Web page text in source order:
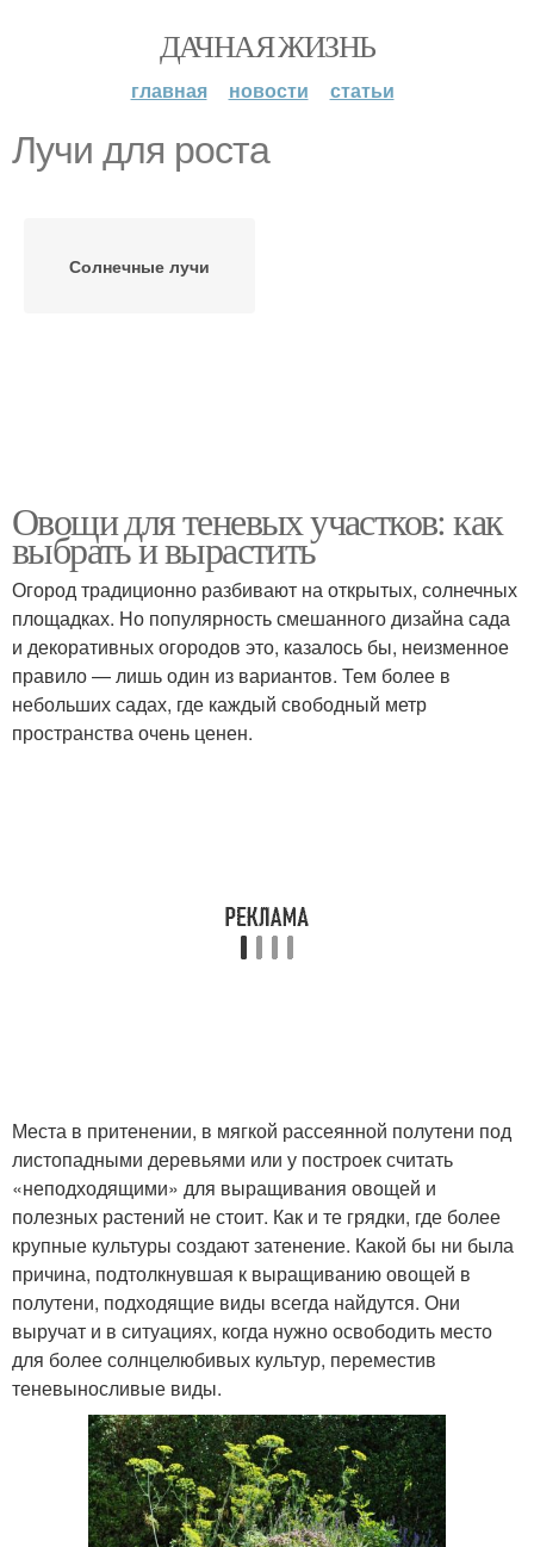
ДАЧНАЯ ЖИЗНЬ
главная новости статьи
Лучи для роста
Солнечные лучи
Овощи для теневых участков: как
выбрать и вырастить
Огород традиционно разбивают на открытых, солнечных
площадках. Но популярность смешанного дизайна сада
и декоративных огородов это, казалось бы, неизменное
правило — лишь один из вариантов. Тем более в
небольших садах, где каждый свободный метр
пространства очень ценен.
Места в притенении, в мягкой рассеянной полутени под
листопадными деревьями или у построек считать
«неподходящими» для выращивания овощей и
полезных растений не стоит. Как и те грядки, где более
крупные культуры создают затенение. Какой бы ни была
причина, подтолкнувшая к выращиванию овощей в
полутени, подходящие виды всегда найдутся. Они
выручат и в ситуациях, когда нужно освободить место
для более солнцелюбивых культур, переместив
теневыносливые виды.